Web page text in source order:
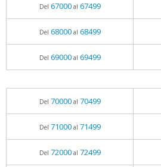
Del 67000al 67499
Del 68000al 68499
Del 69000al 69499
Del 70000al 70499
Del 71000al 71499
Del 72000al 72499